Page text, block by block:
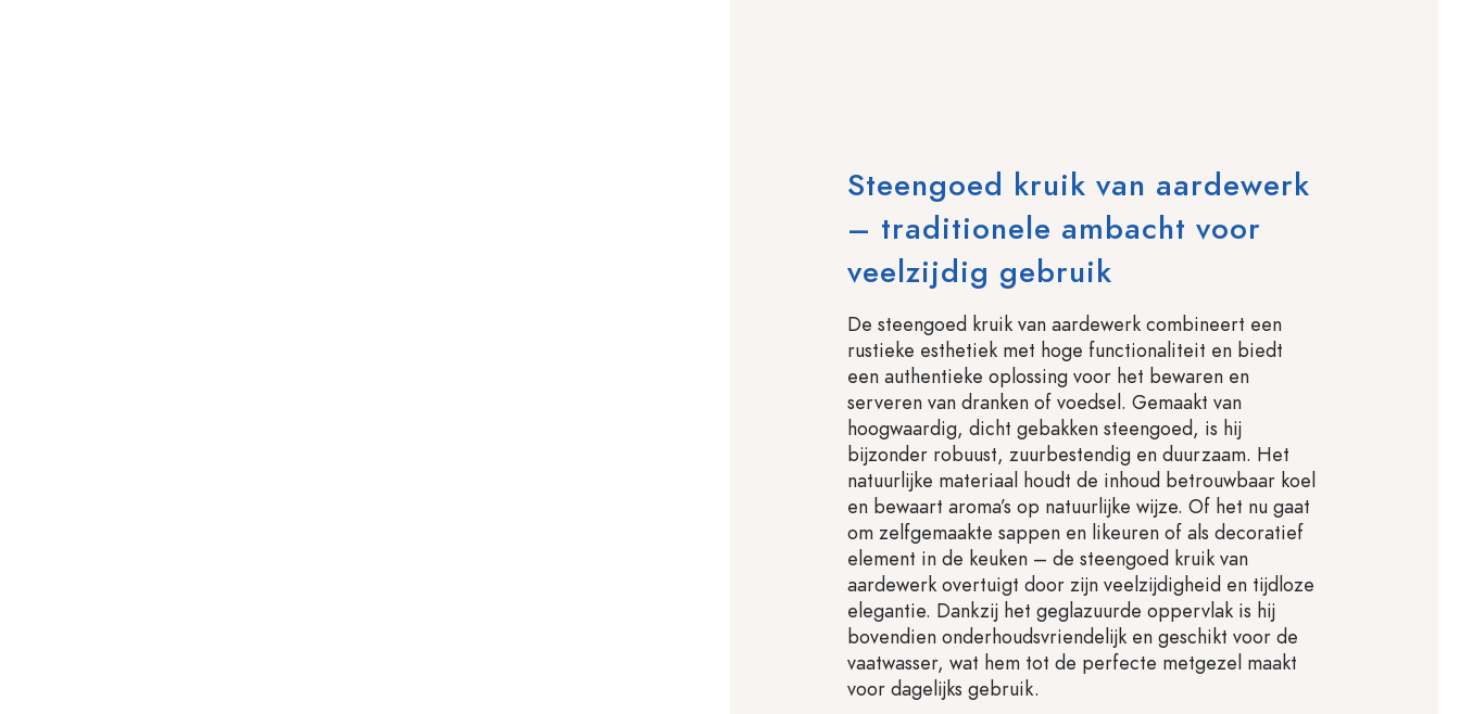
Steengoed kruik van aardewerk
– traditionele ambacht voor
veelzijdig gebruik
De steengoed kruik van aardewerk combineert een
rustieke esthetiek met hoge functionaliteit en biedt
een authentieke oplossing voor het bewaren en
serveren van dranken of voedsel. Gemaakt van
hoogwaardig, dicht gebakken steengoed, is hij
bijzonder robuust, zuurbestendig en duurzaam. Het
natuurlijke materiaal houdt de inhoud betrouwbaar koel
en bewaart aroma’s op natuurlijke wijze. Of het nu gaat
om zelfgemaakte sappen en likeuren of als decoratief
element in de keuken – de steengoed kruik van
aardewerk overtuigt door zijn veelzijdigheid en tijdloze
elegantie. Dankzij het geglazuurde oppervlak is hij
bovendien onderhoudsvriendelijk en geschikt voor de
vaatwasser, wat hem tot de perfecte metgezel maakt
voor dagelijks gebruik.